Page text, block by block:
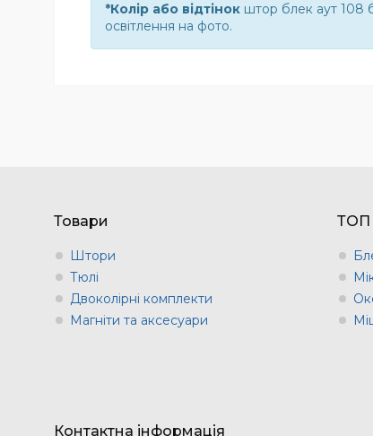
*Колір або відтінок штор блек аут 108
освітлення на фото.
Товари
Штори
Тюлі
Двоколірні комплекти
Магніти та аксесуари
ТОП